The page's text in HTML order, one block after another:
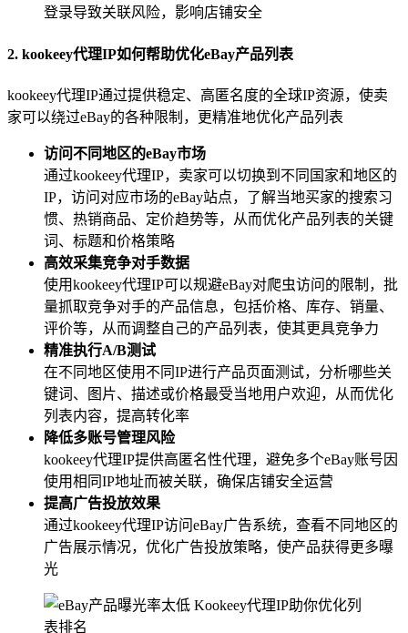
登录导致关联风险，影响店铺安全
2. kookeey代理IP如何帮助优化eBay产品列表
kookeey代理IP通过提供稳定、高匿名度的全球IP资源，使卖
家可以绕过eBay的各种限制，更精准地优化产品列表
访问不同地区的eBay市场
通过kookeey代理IP，卖家可以切换到不同国家和地区的
IP，访问对应市场的eBay站点，了解当地买家的搜索习
惯、热销商品、定价趋势等，从而优化产品列表的关键
词、标题和价格策略
高效采集竞争对手数据
使用kookeey代理IP可以规避eBay对爬虫访问的限制，批
量抓取竞争对手的产品信息，包括价格、库存、销量、
评价等，从而调整自己的产品列表，使其更具竞争力
精准执行A/B测试
在不同地区使用不同IP进行产品页面测试，分析哪些关
键词、图片、描述或价格最受当地用户欢迎，从而优化
列表内容，提高转化率
降低多账号管理风险
kookeey代理IP提供高匿名性代理，避免多个eBay账号因
使用相同IP地址而被关联，确保店铺安全运营
提高广告投放效果
通过kookeey代理IP访问eBay广告系统，查看不同地区的
广告展示情况，优化广告投放策略，使产品获得更多曝
光